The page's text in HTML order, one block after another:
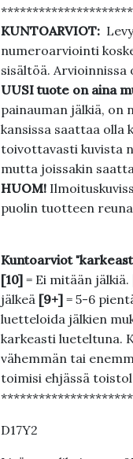
KUNTOARVIOT:
numeroarviointi
sisältöä.
UUSI tuote on aina
painauman jälkiä, on
kansissa saattaa olla
toivottavasti kuvista
mutta joissakin
HUOM!
puolin tuotteen
Kuntoarviot
[10]= Ei mitään jälkiä.
jälkeä [9+]= 5-6
luetteloida jälkien
karkeasti lueteltuna.
vähemmän tai
toimisi ehjässä
D17Y2